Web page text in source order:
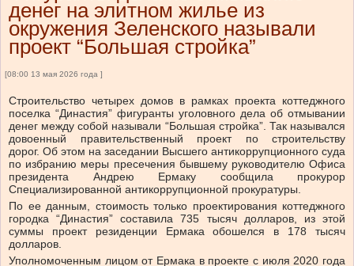
денег на элитном жилье из
окружения Зеленского называли
проект “Большая стройка”
[08:00 13 мая 2026 года ]
Строительство четырех домов в рамках проекта коттеджного
поселка “Династия” фигуранты уголовного дела об отмывании
денег между собой называли “Большая стройка”. Так назывался
довоенный правительственный проект по строительству
дорог. Об этом на заседании Высшего антикоррупционного суда
по избранию меры пресечения бывшему руководителю Офиса
президента Андрею Ермаку сообщила прокурор
Специализированной антикоррупционной прокуратуры.
По ее данным, стоимость только проектирования коттеджного
городка “Династия” составила 735 тысяч долларов, из этой
суммы проект резиденции Ермака обошелся в 178 тысяч
долларов.
Уполномоченным лицом от Ермака в проекте с июля 2020 года